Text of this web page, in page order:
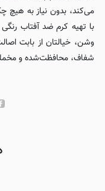
می‌کند، بدون نیاز به هیچ
وشن، خیالتان از بابت
شفاف، محافظت‌شده و مخملی